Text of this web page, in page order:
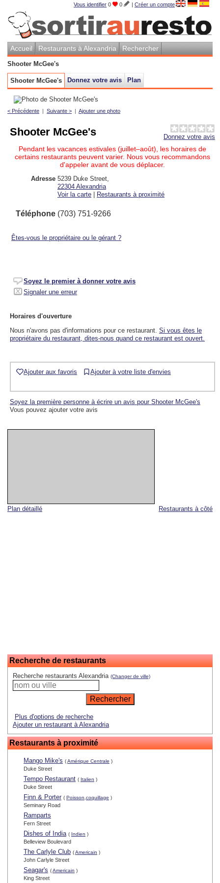
Vous identifier 0 0 | Créer un compte
Accueil Restaurants à Alexandria Rechercher
Shooter McGee's
Shooter McGee's Donnez votre avis Plan
< Précédente | Suivante > | Ajouter une photo
Restaurants à côté
Plan détaillé
Recherche de restaurants
Recherche restaurants Alexandria (Changer de ville)
Plus d'options de recherche
Ajouter un restaurant à Alexandria
Restaurants à proximité
Mango Mike's (Amérique Centrale )
Duke Street
Tempo Restaurant ( Italien )
Duke Street
Finn & Porter ( Poisson,coquillage )
Seminary Road
Ramparts
Fern Street
Dishes of India ( Indien )
Belleview Boulevard
The Carlyle Club (Americain )
John Carlyle Street
Seagar's (Americain )
King Street
Donnez votre avis
Shooter McGee's
Pendant les vacances estivales (juillet–août), les horaires de
certains restaurants peuvent varier. Nous vous recommandons
d'appeler avant de vous déplacer.
Adresse 5239 Duke Street
22304 Alexandria
Voir la carte
Restaurants à proximité
Téléphone (703) 751-9266
Êtes-vous le propriétaire ou le gérant ?
Soyez le premier à donner votre avis
Signaler une erreur
Horaires d'ouverture
Nous n'avons pas d'informations pour ce restaurant. Si vous êtes le
propriétaire du restaurant, dites-nous quand ce restaurant est ouvert.
Ajouter aux favoris Ajouter à votre liste d'envies
Soyez la première personne à écrire un avis pour Shooter McGee's
Vous pouvez ajouter votre avis